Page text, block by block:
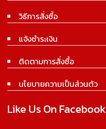
วิธีการสั่งซื้อ
แจ้งชำระเงิน
ติดตามการสั่งซื้อ
นโยบายความเป็นส่วนตัว
Like Us On Facebook